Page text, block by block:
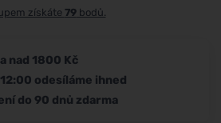
získáte 79bodů.
nad 1800 Kč
odesíláme ihned
do 90 dnů zdarma